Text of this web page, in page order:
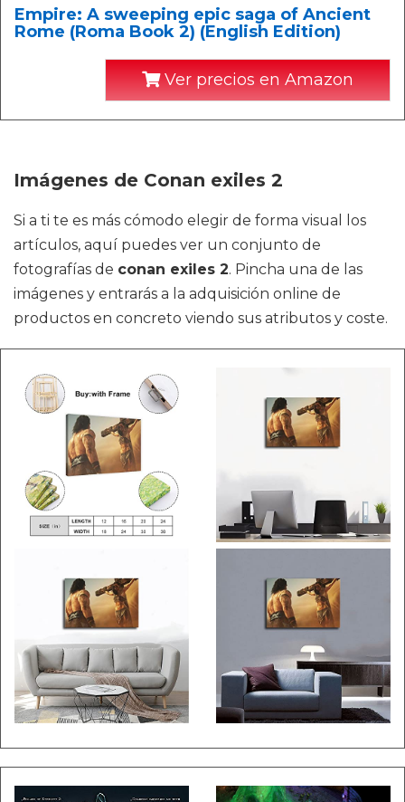
Empire: A sweeping epic saga of Ancient
Rome (Roma Book 2) (English Edition)
Ver precios en Amazon
Imágenes de Conan exiles 2
Si a ti te es más cómodo elegir de forma visual los
artículos, aquí puedes ver un conjunto de
fotografías de conan exiles 2. Pincha una de las
imágenes y entrarás a la adquisición online de
productos en concreto viendo sus atributos y coste.